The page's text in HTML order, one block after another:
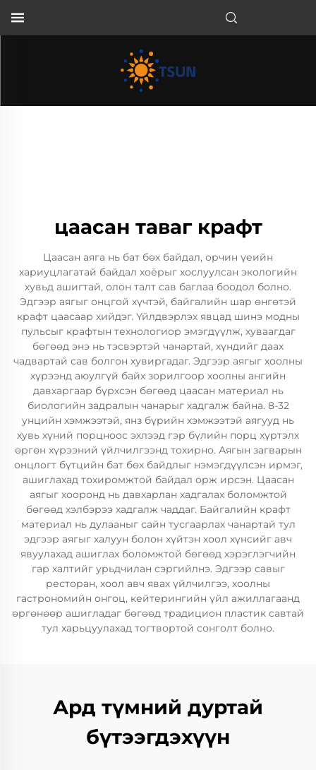
цаасан таваг крафт
Цаасан аяга нь бат бөх байдал, орчин үеийн
хариуцлагатай байдал хоёрыг хослуулсан экологийн
хувьд ашигтай, олон талт сав баглаа боодол болно.
Эдгээр аягыг онцгой хүчтэй, байгалийн шар өнгөтэй
крафт цаасаар хийдэг. Үйлдвэрлэх явцад шинэ модны
пульсыг крафтын технологиор эмэгдүүлж, хуваагдаг
бөгөөд энэ нь тэсвэртэй чанартай, хүндийг даах
чадвартай сав болгон хувиргадаг. Эдгээр аягыг хоолны
хүрээнд аюулгүй байх зорилгоор хоолны ангийн
давхаргаар бүрхсэн бөгөөд цаасан материал нь
биологийн задралын чанарыг хадгалж байна. 8-32
унцийн хэмжээтэй, янз бүрийн хэмжээтэй аягууд нь
хувь хүний порцноос эхлээд гэр бүлийн порц хүртэлх
өргөн хүрээний үйлчилгээнд тохирно. Аягын загварын
онцлогт бүтцийн бат бөх байдлыг нэмэгдүүлсэн ирмэг,
ашиглахад тохиромжтой байдал орж ирсэн. Цаасан
аягыг хооронд нь давхарлан хадгалах боломжтой
бөгөөд хэлбэрээ хадгалж чаддаг. Байгалийн крафт
материал нь дулааныг сайн тусгаарлах чанартай тул
эдгээр аягыг халуун болон хүйтэн хоол хүнсийг авч
явуулахад ашиглах боломжтой бөгөөд хэрэглэгчийн
гар халтийг урьдчилан сэргийлнэ. Эдгээр савыг
ресторан, хоол авч явах үйлчилгээ, хоолны
гастрономийн онгоц, кейтерингийн үйл ажиллагаанд
өргөнөөр ашигладаг бөгөөд традицион пластик савтай
тул харьцуулахад тогтвортой сонголт болно.
Ард түмний дуртай
бүтээгдэхүүн